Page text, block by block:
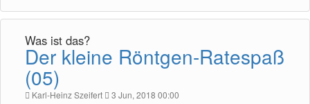
Was ist das?
Der kleine Röntgen-Ratespaß
(05)
Karl-Heinz Szeifert 3 Jun, 2018 00:00